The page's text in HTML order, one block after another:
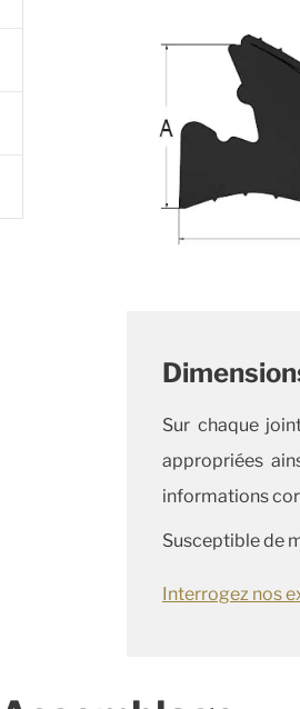
Sur chaque
appropriées
informations
Susceptible de
Interrogez nos